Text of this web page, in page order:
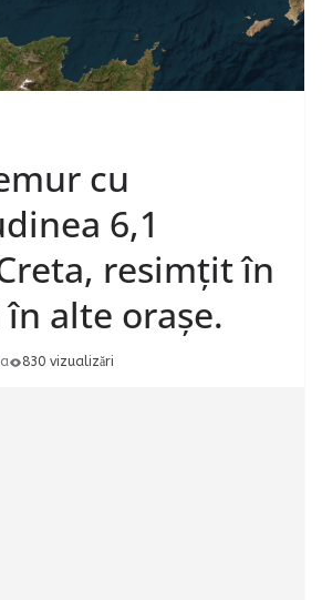
cu
6,1
resimțit în
alte orașe.
830 vizualizări